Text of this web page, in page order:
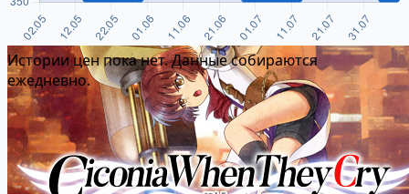
Истории цен пока нет. Данные собираются
ежедневно.